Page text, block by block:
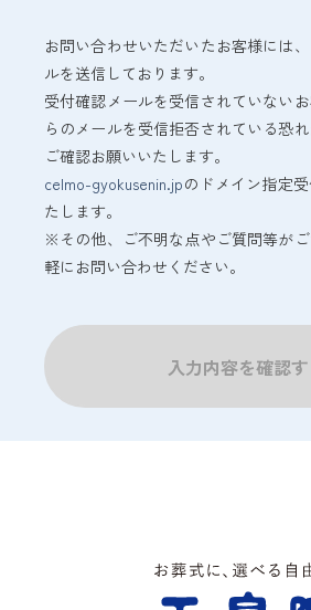
お問い合わせいただいたお客様には
ルを送信しております。
受付確認メールを受信されていない
らのメールを受信拒否されている恐れ
ご確認お願いいたします。
celmo-gyokusenin.jpのドメイン指定
たします。
※その他、ご不明な点やご質問等が
軽にお問い合わせください。